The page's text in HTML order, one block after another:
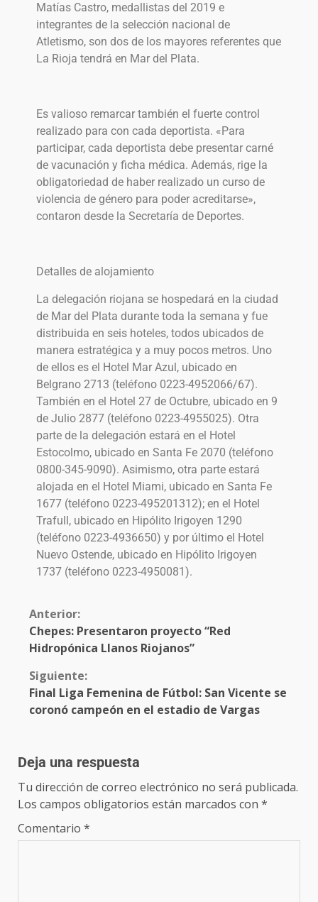
Matías Castro, medallistas del 2019 e
integrantes de la selección nacional de
Atletismo, son dos de los mayores referentes que
La Rioja tendrá en Mar del Plata.
Es valioso remarcar también el fuerte control
realizado para con cada deportista. «Para
participar, cada deportista debe presentar carné
de vacunación y ficha médica. Además, rige la
obligatoriedad de haber realizado un curso de
violencia de género para poder acreditarse»,
contaron desde la Secretaría de Deportes.
Detalles de alojamiento
La delegación riojana se hospedará en la ciudad
de Mar del Plata durante toda la semana y fue
distribuida en seis hoteles, todos ubicados de
manera estratégica y a muy pocos metros. Uno
de ellos es el Hotel Mar Azul, ubicado en
Belgrano 2713 (teléfono 0223-4952066/67).
También en el Hotel 27 de Octubre, ubicado en 9
de Julio 2877 (teléfono 0223-4955025). Otra
parte de la delegación estará en el Hotel
Estocolmo, ubicado en Santa Fe 2070 (teléfono
0800-345-9090). Asimismo, otra parte estará
alojada en el Hotel Miami, ubicado en Santa Fe
1677 (teléfono 0223-495201312); en el Hotel
Trafull, ubicado en Hipólito Irigoyen 1290
(teléfono 0223-4936650) y por último el Hotel
Nuevo Ostende, ubicado en Hipólito Irigoyen
1737 (teléfono 0223-4950081).
Anterior:
Chepes: Presentaron proyecto “Red
Hidropónica Llanos Riojanos”
Siguiente:
Final Liga Femenina de Fútbol: San Vicente se
coronó campeón en el estadio de Vargas
Deja una respuesta
Tu dirección de correo electrónico no será publicada.
Los campos obligatorios están marcados con *
Comentario *